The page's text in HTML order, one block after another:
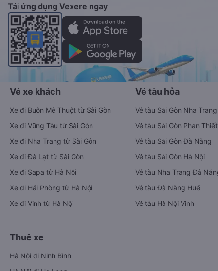
Tải ứng dụng Vexere ngay
Vé xe khách
Xe đi Buôn Mê Thuột từ Sài Gòn
Xe đi Vũng Tàu từ Sài Gòn
Xe đi Nha Trang từ Sài Gòn
Xe đi Đà Lạt từ Sài Gòn
Xe đi Sapa từ Hà Nội
Xe đi Hải Phòng từ Hà Nội
Xe đi Vinh từ Hà Nội
Vé tàu hỏa
Vé tàu Sài Gòn Nha Trang
Vé tàu Sài Gòn Phan Thiết
Vé tàu Sài Gòn Đà Nẵng
Vé tàu Sài Gòn Hà Nội
Vé tàu Nha Trang Đà
Vé tàu Đà Nẵng Huế
Vé tàu Hà Nội Vinh
Thuê xe
Hà Nội đi Ninh Bình